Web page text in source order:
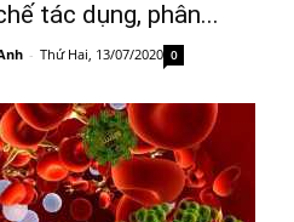
tác dụng, phân...
- Thứ Hai, 13/07/2020 0